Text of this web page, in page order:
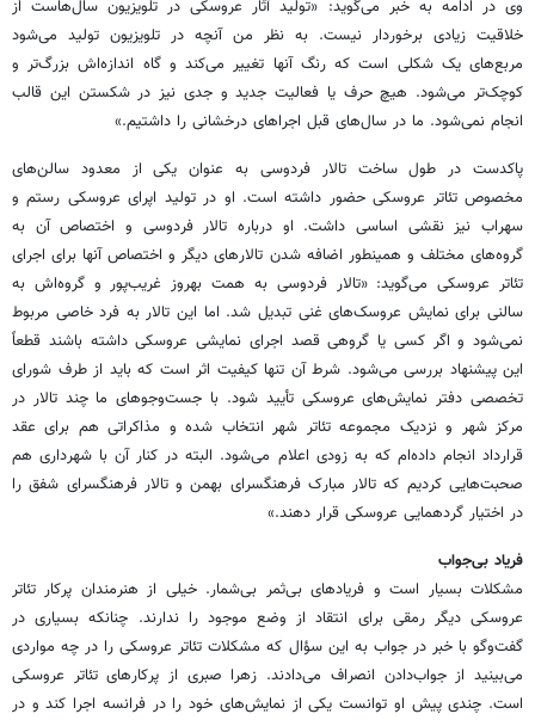
وی در ادامه به خبر می‌گوید: «تولید آثار عروسکی در تلویزیون سال‌هاست از
خلاقیت زیادی برخوردار نیست. به نظر من آنچه در تلویزیون تولید می‌شود
مربع‌های یک شکلی است که رنگ آنها تغییر می‌کند و گاه اندازه‌اش بزرگ‌تر و
کوچک‌تر می‌شود. هیچ حرف یا فعالیت جدید و جدی نیز در شکستن این قالب
انجام نمی‌شود. ما در سال‌های قبل اجراهای درخشانی را داشتیم.»
پاکدست در طول ساخت تالار فردوسی به عنوان یکی از معدود سالن‌های
مخصوص تئاتر عروسکی حضور داشته است. او در تولید اپرای عروسکی رستم و
سهراب نیز نقشی اساسی داشت. او درباره تالار فردوسی و اختصاص آن به
گروه‌های مختلف و همینطور اضافه شدن تالارهای دیگر و اختصاص آنها برای اجرای
تئاتر عروسکی می‌گوید: «تالار فردوسی به همت بهروز غریب‌پور و گروه‌اش به
سالنی برای نمایش عروسک‌های غنی تبدیل شد. اما این تالار به فرد خاصی مربوط
نمی‌شود و اگر کسی یا گروهی قصد اجرای نمایشی عروسکی داشته باشند قطعاً
این پیشنهاد بررسی می‌شود. شرط آن تنها کیفیت اثر است که باید از طرف شورای
تخصصی دفتر نمایش‌های عروسکی تأیید شود. با جست‌وجوهای ما چند تالار در
مرکز شهر و نزدیک مجموعه تئاتر شهر انتخاب شده و مذاکراتی هم برای عقد
قرارداد انجام داده‌ام که به زودی اعلام می‌شود. البته در کنار آن با شهرداری هم
صحبت‌هایی کردیم که تالار مبارک فرهنگسرای بهمن و تالار فرهنگسرای شفق را
در اختیار گردهمایی عروسکی قرار دهند.»
فریاد بی‌جواب
مشکلات بسیار است و فریاد‌های بی‌ثمر بی‌شمار. خیلی از هنرمندان پرکار تئاتر
عروسکی دیگر رمقی برای انتقاد از وضع موجود را ندارند. چنانکه بسیاری در
گفت‌وگو با خبر در جواب به این سؤال که مشکلات تئاتر عروسکی را در چه مواردی
می‌بینید از جواب‌دادن انصراف می‌دادند. زهرا صبری از پرکارهای تئاتر عروسکی
است. چندی پیش او توانست یکی از نمایش‌های خود را در فرانسه اجرا کند و در